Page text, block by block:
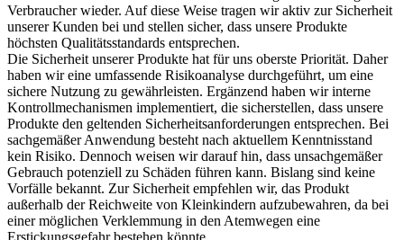
Verbraucher wieder. Auf diese Weise tragen wir aktiv zur Sicherheit
unserer Kunden bei und stellen sicher, dass unsere Produkte
höchsten Qualitätsstandards entsprechen.
Die Sicherheit unserer Produkte hat für uns oberste Priorität. Daher
haben wir eine umfassende Risikoanalyse durchgeführt, um eine
sichere Nutzung zu gewährleisten. Ergänzend haben wir interne
Kontrollmechanismen implementiert, die sicherstellen, dass unsere
Produkte den geltenden Sicherheitsanforderungen entsprechen. Bei
sachgemäßer Anwendung besteht nach aktuellem Kenntnisstand
kein Risiko. Dennoch weisen wir darauf hin, dass unsachgemäßer
Gebrauch potenziell zu Schäden führen kann. Bislang sind keine
Vorfälle bekannt. Zur Sicherheit empfehlen wir, das Produkt
außerhalb der Reichweite von Kleinkindern aufzubewahren, da bei
einer möglichen Verklemmung in den Atemwegen eine
Erstickungsgefahr bestehen könnte.